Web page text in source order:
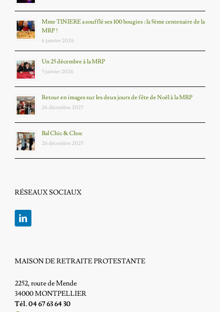
Mme TINIERE a soufflé ses 100 bougies : la 5ème centenaire de la
MRP !
6 janvier 2026
Un 25 décembre à la MRP
5 janvier 2026
Retour en images sur les deux jours de fête de Noël à la MRP
26 décembre 2025
Bal Chic & Choc
26 décembre 2025
RÉSEAUX SOCIAUX
MAISON DE RETRAITE PROTESTANTE
2252, route de Mende
34000 MONTPELLIER
Tél. 04 67 63 64 30